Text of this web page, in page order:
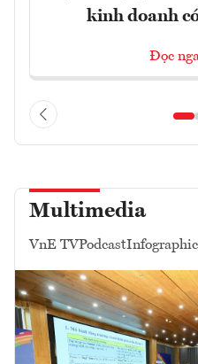
kinh doanh
Đọc
Multimedia
VnE TVPodcast